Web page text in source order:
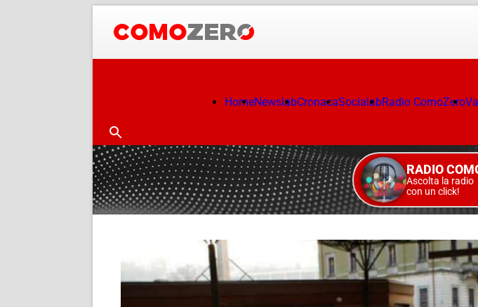
HomeNewslabCronacaSocialabRadio ComoZero
RADIO
Ascolta la radio
con un click!